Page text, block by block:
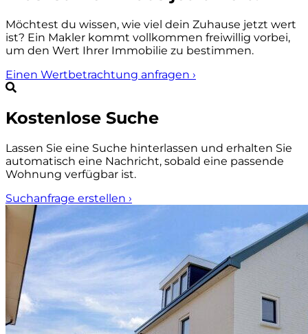
Möchtest du wissen, wie viel dein Zuhause jetzt wert
ist? Ein Makler kommt vollkommen freiwillig vorbei,
um den Wert Ihrer Immobilie zu bestimmen.
Einen Wertbetrachtung anfragen ›
Kostenlose Suche
Lassen Sie eine Suche hinterlassen und erhalten Sie
automatisch eine Nachricht, sobald eine passende
Wohnung verfügbar ist.
Suchanfrage erstellen ›